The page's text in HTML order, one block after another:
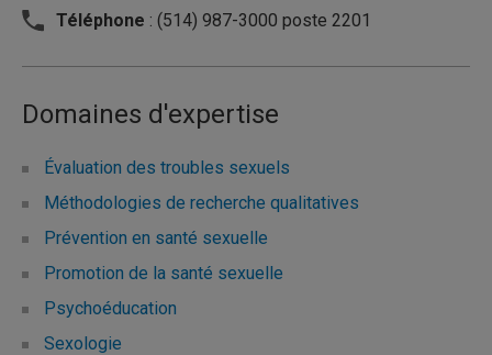
Téléphone : (514) 987-3000 poste 2201
Domaines d'expertise
Évaluation des troubles sexuels
Méthodologies de recherche qualitatives
Prévention en santé sexuelle
Promotion de la santé sexuelle
Psychoéducation
Sexologie